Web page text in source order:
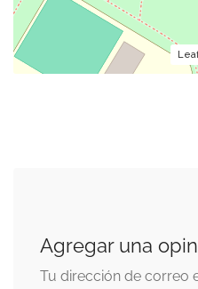
Agregar una
Tu dirección de correo